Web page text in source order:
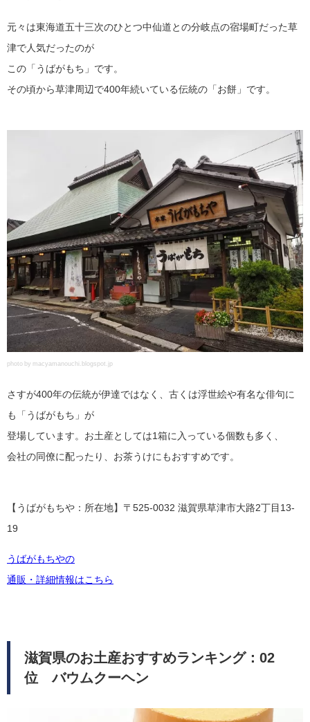
元々は東海道五十三次のひとつ中仙道との分岐点の宿場町だった草
津で人気だったのが
この「うばがもち」です。
その頃から草津周辺で400年続いている伝統の「お餅」です。
photo by macyamanouchi.blogspot.jp
さすが400年の伝統が伊達ではなく、古くは浮世絵や有名な俳句に
も「うばがもち」が
登場しています。お土産としては1箱に入っている個数も多く、
会社の同僚に配ったり、お茶うけにもおすすめです。
【うばがもちや：所在地】〒525-0032 滋賀県草津市大路2丁目13-
19
うばがもちやの
通販・詳細情報はこちら
滋賀県のお土産おすすめランキング：02
位 バウムクーヘン